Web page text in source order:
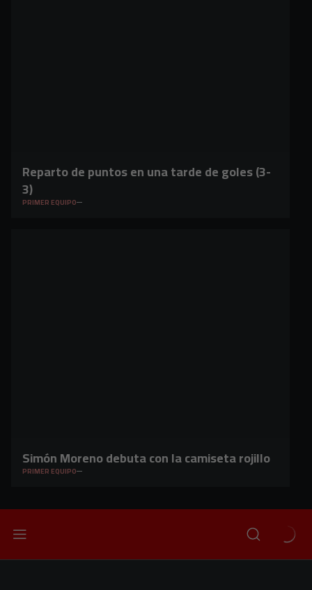
Reparto de puntos en una tarde de goles (3-
3)
PRIMER EQUIPO
Simón Moreno debuta con la camiseta rojillo
PRIMER EQUIPO